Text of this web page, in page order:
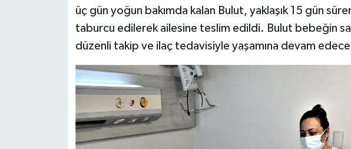
üç gün yoğun bakımda kalan Bulut, yaklaşık 15 gün
taburcu edilerek ailesine teslim edildi. Bulut bebeğin
düzenli takip ve ilaç tedavisiyle yaşamına devam